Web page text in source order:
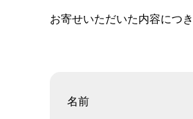
お寄せいただいた内容につ
名前